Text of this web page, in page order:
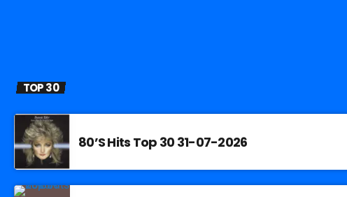
TOP 30
80’S Hits Top 30 31-07-2026